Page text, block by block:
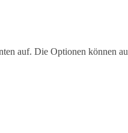
auf. Die Optionen können